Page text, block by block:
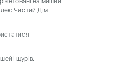
Чистий Дім
і щурів.